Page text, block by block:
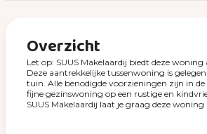
Overzicht
Let op: SUUS Makelaardij biedt deze
Deze aantrekkelijke tussenwoning is
tuin. Alle benodigde voorzieningen zijn in
fijne gezinswoning op een rustige en
SUUS Makelaardij laat je graag deze